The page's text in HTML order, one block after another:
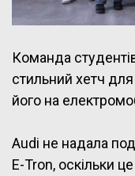
Команда
стильний хетч
його на
Audi не надала
E-Tron, оскільки